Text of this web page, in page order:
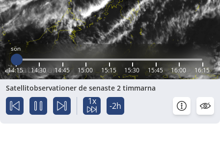
sön
14:15 14:30 14:45 15:00 15:15 15:30 15:45 16:00 16:15
Satellitobservationer de senaste 2 timmarna
1x -2h